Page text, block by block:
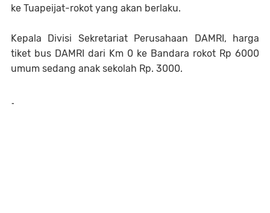
ke Tuapeijat-rokot yang akan berlaku.
Kepala Divisi Sekretariat Perusahaan DAMRI, harga
tiket bus DAMRI dari Km 0 ke Bandara rokot Rp 6000
umum sedang anak sekolah Rp. 3000.
-